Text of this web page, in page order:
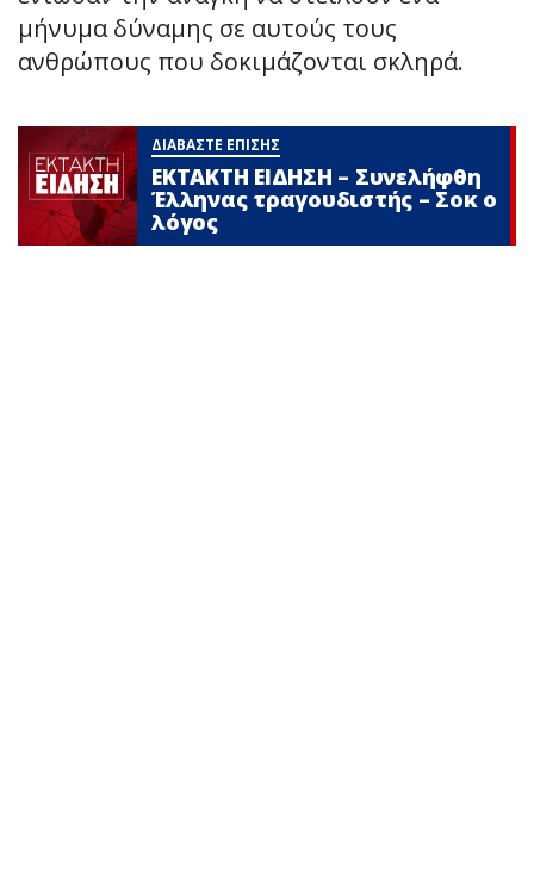
μήνυμα δύναμης σε αυτούς τους
ανθρώπους που δοκιμάζονται σκληρά.
ΔΙΑΒΑΣΤΕ ΕΠΙΣΗΣ
ΕΚΤΑΚΤΗ ΕΙΔΗΣΗ – Συνελήφθη
Έλληνας τραγουδιστής – Σoκ ο
λόγος